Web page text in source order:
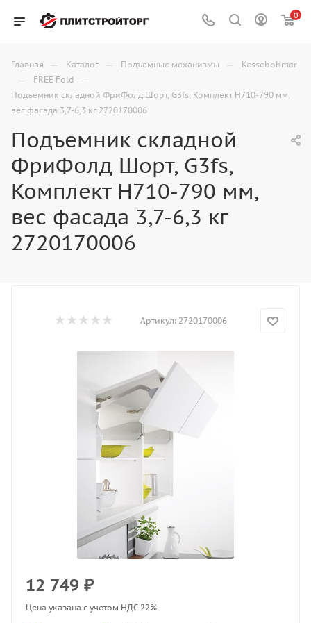
0
Главная — Каталог — Подъемные механизмы — Kessebohmer
— FREE Fold —
Подъемник складной ФриФолд Шорт, G3fs, Комплект Н710-790 мм,
вес фасада 3,7-6,3 кг 2720170006
Подъемник складной
ФриФолд Шорт, G3fs,
Комплект Н710-790 мм,
вес фасада 3,7-6,3 кг
2720170006
Артикул: 2720170006
12 749 ₽
Цена указана с учетом НДС 22%